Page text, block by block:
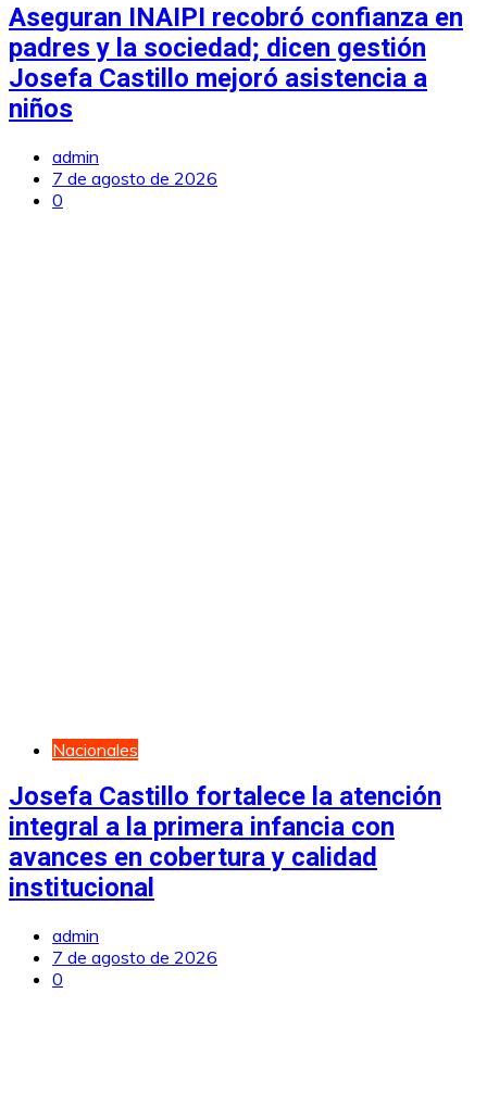
Aseguran INAIPI recobró confianza en
padres y la sociedad; dicen gestión
Josefa Castillo mejoró asistencia a
niños
admin
7 de agosto de 2026
0
Nacionales
Josefa Castillo fortalece la atención
integral a la primera infancia con
avances en cobertura y calidad
institucional
admin
7 de agosto de 2026
0